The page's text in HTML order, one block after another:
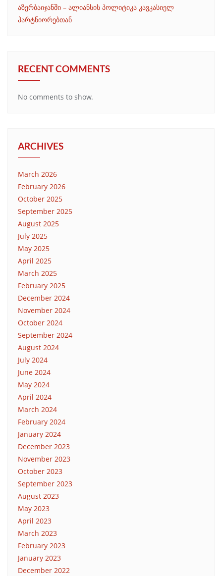
აზერბაიჯანში – ალიანსის პოლიტიკა კავკასიელ
პარტნიორებთან
RECENT COMMENTS
No comments to show.
ARCHIVES
March 2026
February 2026
October 2025
September 2025
August 2025
July 2025
May 2025
April 2025
March 2025
February 2025
December 2024
November 2024
October 2024
September 2024
August 2024
July 2024
June 2024
May 2024
April 2024
March 2024
February 2024
January 2024
December 2023
November 2023
October 2023
September 2023
August 2023
May 2023
April 2023
March 2023
February 2023
January 2023
December 2022